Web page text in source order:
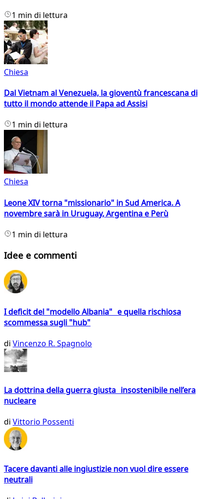
1 min di lettura
Chiesa
Dal Vietnam al Venezuela, la gioventù francescana di
tutto il mondo attende il Papa ad Assisi
1 min di lettura
Chiesa
Leone XIV torna "missionario" in Sud America. A
novembre sarà in Uruguay, Argentina e Perù
1 min di lettura
Idee e commenti
I deficit del "modello Albania" e quella rischiosa
scommessa sugli "hub"
di Vincenzo R. Spagnolo
La dottrina della guerra giusta insostenibile nell’era
nucleare
di Vittorio Possenti
Tacere davanti alle ingiustizie non vuol dire essere
neutrali